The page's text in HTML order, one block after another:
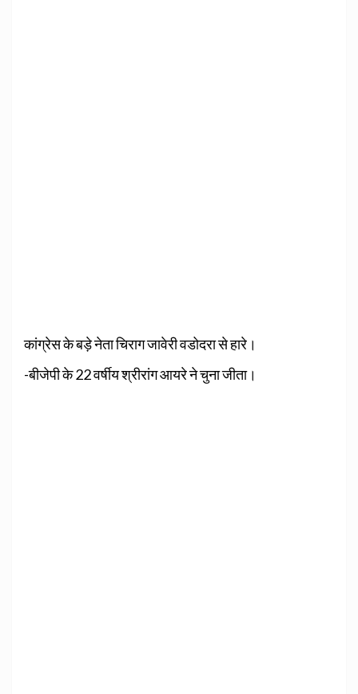
कांग्रेस के बड़े नेता चिराग जावेरी वडोदरा से हारे।
-बीजेपी के 22 वर्षीय श्रीरांग आयरे ने चुना जीता।